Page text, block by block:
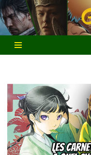
Aller
au
contenu